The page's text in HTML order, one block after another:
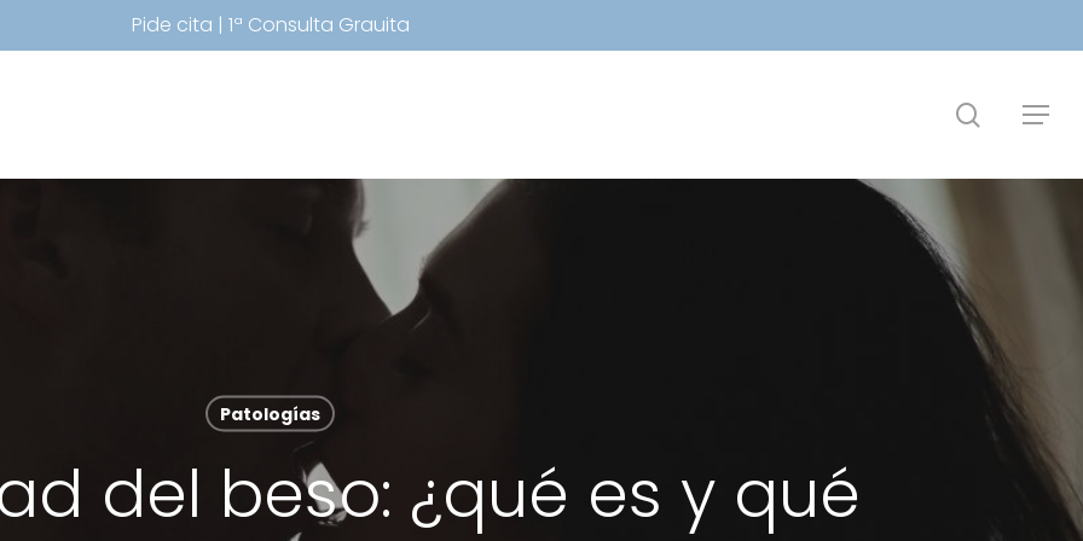
Pide cita | 1ª Consulta Grauita
Menu
search
Patologías
del beso: ¿qué es y qué